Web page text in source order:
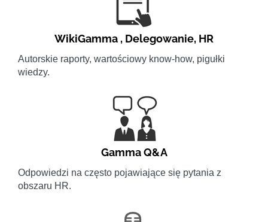
WikiGamma , Delegowanie, HR
Autorskie raporty, wartościowy know-how, pigułki
wiedzy.
Gamma Q&A
Odpowiedzi na często pojawiające się pytania z
obszaru HR.